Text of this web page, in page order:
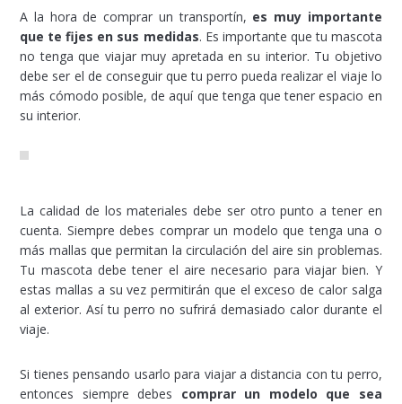
A la hora de comprar un transportín, es muy importante
que te fijes en sus medidas. Es importante que tu mascota
no tenga que viajar muy apretada en su interior. Tu objetivo
debe ser el de conseguir que tu perro pueda realizar el viaje lo
más cómodo posible, de aquí que tenga que tener espacio en
su interior.
La calidad de los materiales debe ser otro punto a tener en
cuenta. Siempre debes comprar un modelo que tenga una o
más mallas que permitan la circulación del aire sin problemas.
Tu mascota debe tener el aire necesario para viajar bien. Y
estas mallas a su vez permitirán que el exceso de calor salga
al exterior. Así tu perro no sufrirá demasiado calor durante el
viaje.
Si tienes pensando usarlo para viajar a distancia con tu perro,
entonces siempre debes comprar un modelo que sea